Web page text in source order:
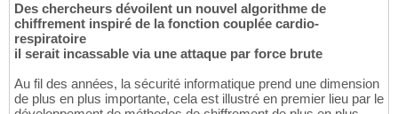
Des chercheurs dévoilent un nouvel algorithme de
chiffrement inspiré de la fonction couplée cardio-
respiratoire
il serait incassable via une attaque par force brute
Au fil des années, la sécurité informatique prend une dimension
de plus en plus importante, cela est illustré en premier lieu par le